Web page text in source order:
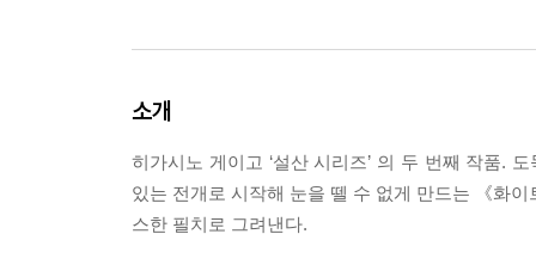
소개
히가시노 게이고 ‘설산 시리즈’ 의 두 번째 작품.
있는 전개로 시작해 눈을 뗄 수 없게 만드는 《화
스한 필치로 그려낸다.